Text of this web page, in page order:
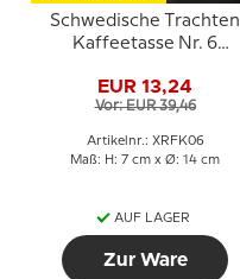
Schwedische Trachten
Kaffeetasse Nr. 6
EUR 13,24
Vor: EUR 39,46
Artikelnr.: XRFK06
Maß: H: 7 cm x Ø: 14 cm
AUF LAGER
Zur Ware